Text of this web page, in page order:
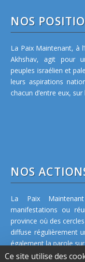
NOS
La Paix Maintenant, à
Akhshav, agit pour
peuples israélien et
leurs aspirations
chacun d’entre eux, sur
NOS
La Paix
manifestations ou
province où des
diffuse régulièrement
également la parole
Ce site utilise des